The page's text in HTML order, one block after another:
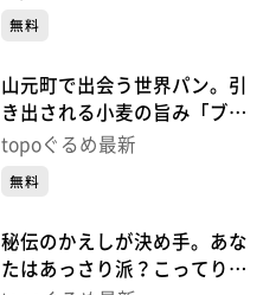
無料
山元町で出会う世界パン。引
き出される小麦の旨み「ブロ
ートドルフ」（山元町山寺町
topoぐるめ最新
無料
秘伝のかえしが決め手。あな
たはあっさり派？こってり